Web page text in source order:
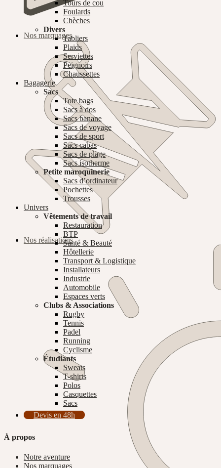
Nos marquages
Nos réalisations
Tours de cou
Foulards
Chèches
Divers
Tabliers
Plaids
Serviettes
Peignoirs
Chaussettes
Bagagerie
Sacs
Tote bags
Sacs à dos
Sacs banane
Sacs de voyage
Sacs de sport
Sacs cabas
Sacs de plage
Sacs isotherme
Petite maroquinerie
Sacs d’ordinateur
Pochettes
Trousses
Univers
Vêtements de travail
Restauration
BTP
Santé & Beauté
Hôtellerie
Transport & Logistique
Installateurs
Industrie
Automobile
Espaces verts
Clubs & Associations
Rugby
Tennis
Padel
Running
Cyclisme
Étudiants
Sweats
T-shirts
Polos
Casquettes
Sacs
Devis en 48h
À propos
Notre aventure
Nos marquages